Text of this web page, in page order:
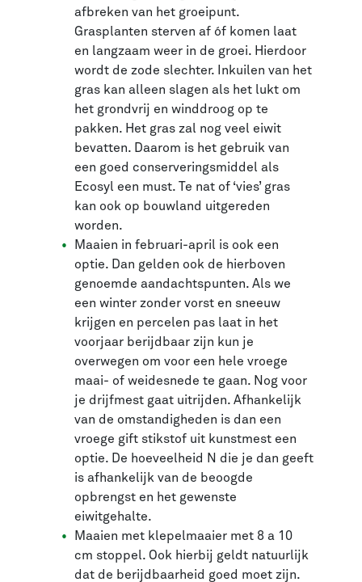
afbreken van het groeipunt.
Grasplanten sterven af óf komen laat
en langzaam weer in de groei. Hierdoor
wordt de zode slechter. Inkuilen van het
gras kan alleen slagen als het lukt om
het grondvrij en winddroog op te
pakken. Het gras zal nog veel eiwit
bevatten. Daarom is het gebruik van
een goed conserveringsmiddel als
Ecosyl een must. Te nat of ‘vies’ gras
kan ook op bouwland uitgereden
worden.
Maaien in februari-april is ook een
optie. Dan gelden ook de hierboven
genoemde aandachtspunten. Als we
een winter zonder vorst en sneeuw
krijgen en percelen pas laat in het
voorjaar berijdbaar zijn kun je
overwegen om voor een hele vroege
maai- of weidesnede te gaan. Nog voor
je drijfmest gaat uitrijden. Afhankelijk
van de omstandigheden is dan een
vroege gift stikstof uit kunstmest een
optie. De hoeveelheid N die je dan geeft
is afhankelijk van de beoogde
opbrengst en het gewenste
eiwitgehalte.
Maaien met klepelmaaier met 8 a 10
cm stoppel. Ook hierbij geldt natuurlijk
dat de berijdbaarheid goed moet zijn.